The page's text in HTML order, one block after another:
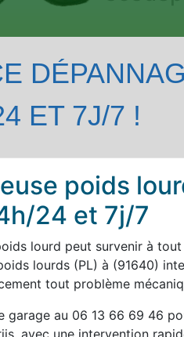
ET 7J/7 !
poids
24 et 7j/7
lourd peut survenir à
lourds (PL) à (91640)
tout problème
garage au 06 13 66 69 46
avec une intervention